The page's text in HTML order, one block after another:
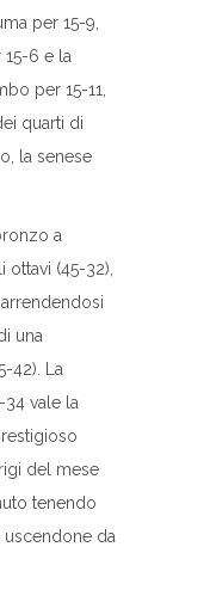
per 15-9,
15-6 e la
per 15-11,
quarti di
la senese
a
ottavi (45-32),
una
42). La
vale la
del mese
tenendo
da